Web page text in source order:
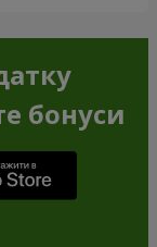
бонуси